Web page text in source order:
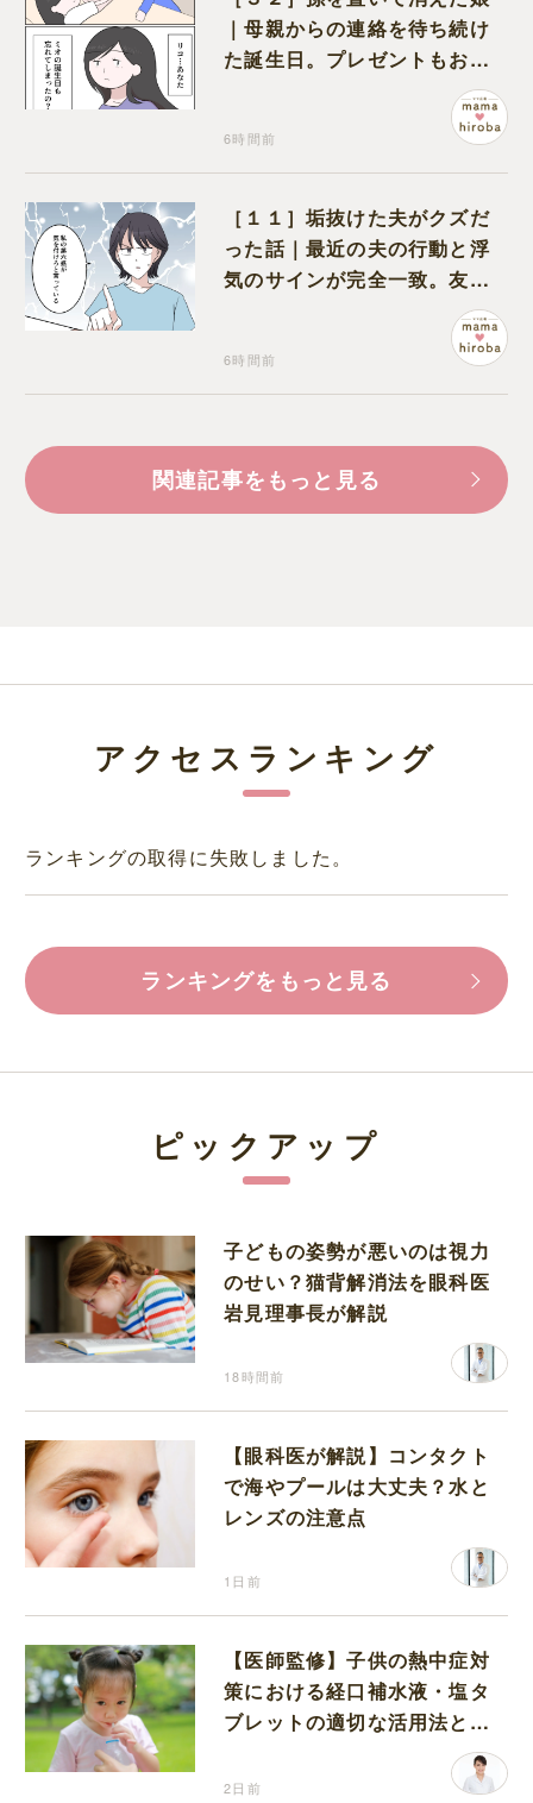
｜母親からの連絡を待ち続け
た誕生日。プレゼントもお祝
6時間前
［１１］垢抜けた夫がクズだ
った話｜最近の夫の行動と浮
気のサインが完全一致。友人
6時間前
関連記事をもっと見る
アクセスランキング
ランキングの取得に失敗しました。
ランキングをもっと見る
ピックアップ
子どもの姿勢が悪いのは視力
のせい？猫背解消法を眼科医
岩見理事長が解説
18時間前
【眼科医が解説】コンタクト
で海やプールは大丈夫？水と
レンズの注意点
1日前
【医師監修】子供の熱中症対
策における経口補水液・塩タ
ブレットの適切な活用法と水
2日前